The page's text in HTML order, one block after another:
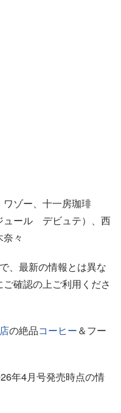
ゾー、十一房珈琲
ュール デビュテ）、西
々
、最新の情報とは異な
確認の上ご利用くださ
の絶品コーヒー＆フー
年4月号発売時点の情